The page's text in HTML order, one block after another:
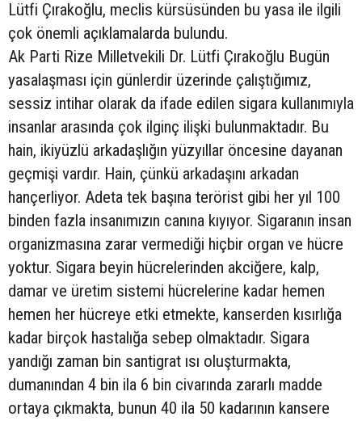
Lütfi Çırakoğlu, meclis kürsüsünden bu yasa ile ilgili
çok önemli açıklamalarda bulundu.
Ak Parti Rize Milletvekili Dr. Lütfi Çırakoğlu Bugün
yasalaşması için günlerdir üzerinde çalıştığımız,
sessiz intihar olarak da ifade edilen sigara kullanımıyla
insanlar arasında çok ilginç ilişki bulunmaktadır. Bu
hain, ikiyüzlü arkadaşlığın yüzyıllar öncesine dayanan
geçmişi vardır. Hain, çünkü arkadaşını arkadan
hançerliyor. Adeta tek başına terörist gibi her yıl 100
binden fazla insanımızın canına kıyıyor. Sigaranın insan
organizmasına zarar vermediği hiçbir organ ve hücre
yoktur. Sigara beyin hücrelerinden akciğere, kalp,
damar ve üretim sistemi hücrelerine kadar hemen
hemen her hücreye etki etmekte, kanserden kısırlığa
kadar birçok hastalığa sebep olmaktadır. Sigara
yandığı zaman bin santigrat ısı oluşturmakta,
dumanından 4 bin ila 6 bin civarında zararlı madde
ortaya çıkmakta, bunun 40 ila 50 kadarının kansere